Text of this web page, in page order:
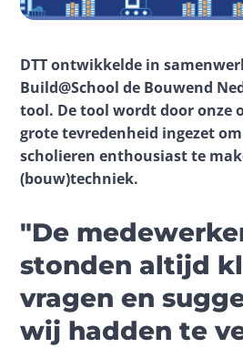
DTT ontwikkelde in
Build@School de Bouwend
tool. De tool wordt door onze
grote tevredenheid ingezet
scholieren enthousiast te
(bouw)techniek.
"De
stonden altijd
vragen en
wij hadden te